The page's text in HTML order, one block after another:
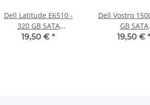
Dell Latitude E6510 -
320 GB SATA
HDD/Festplatte
19,50 € *
Dell Vostro
GB SATA
HDD/
19,50 €